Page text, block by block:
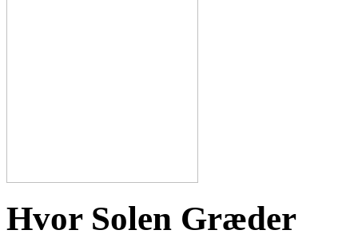
Hvor Solen Græder